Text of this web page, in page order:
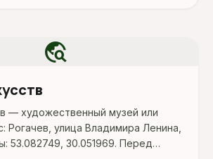
travel_explore
— художественный музей или
Рогачев, улица Владимира Ленина,
53.082749, 30.051969. Перед